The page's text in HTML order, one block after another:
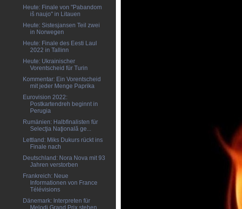
Heute: Finale von "Pabandom
iš naujo" in Litauen
Heute: Sistesjansen Teil zwei
in Norwegen
Heute: Finale des Eesti Laul
2022 in Tallinn
Heute: Ukrainischer
Vorentscheid für Turin
Kommentar: Ein Vorentscheid
mit jeder Menge Paprika
Eurovision 2022:
Postkartendreh beginnt in
Perugia
Rumänien: Halbfinalisten für
Selecţia Naţională ge...
Lettland: Miks Dukurs rückt ins
Finale nach
Deutschland: Nora Nova mit 93
Jahren verstorben
Frankreich: Neue
Informationen von France
Télévisions
Dänemark: Interpreten für
Melodi Grand Prix stehen...